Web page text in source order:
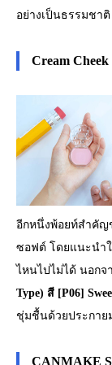
อย่างเป็นธรรมชาติ
Cream
อีกหนึ่งพ้อยท์สำคัญ
ซอฟต์ โดยแนะนำ
ไหนไปไม่ได้ นอกจ
Type) สี [P06]
ชุ่มชื้นด้วยประกาย
CANMAKE